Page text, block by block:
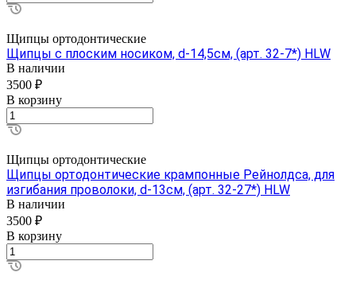
Щипцы ортодонтические
Щипцы с плоским носиком, d-14,5см, (арт. 32-7*) HLW
В наличии
3500 ₽
В корзину
Щипцы ортодонтические
Щипцы ортодонтические крампонные Рейнолдса, для
изгибания проволоки, d-13см, (арт. 32-27*) HLW
В наличии
3500 ₽
В корзину